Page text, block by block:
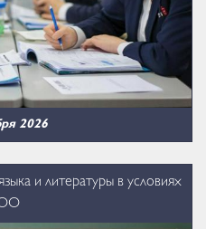
2026
и литературы в условиях